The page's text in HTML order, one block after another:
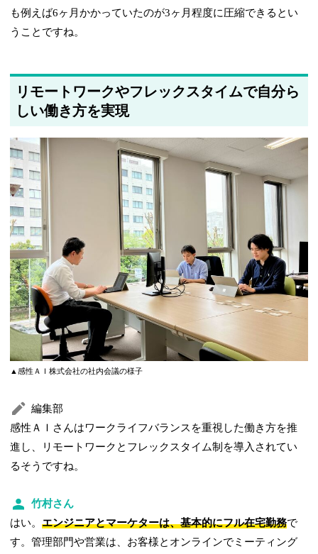
も例えば6ヶ月かかっていたのが3ヶ月程度に圧縮できるとい
うことですね。
リモートワークやフレックスタイムで自分ら
しい働き方を実現
▲感性ＡＩ株式会社の社内会議の様子
編集部
感性ＡＩさんはワークライフバランスを重視した働き方を推
進し、リモートワークとフレックスタイム制を導入されてい
るそうですね。
竹村さん
はい。エンジニアとマーケターは、基本的にフル在宅勤務で
す。管理部門や営業は、お客様とオンラインでミーティング